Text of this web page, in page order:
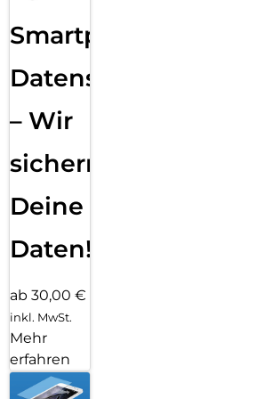
Smartphone
Datensicherung
– Wir
sichern
Deine
Daten!
ab 30,00 €
inkl. MwSt.
Mehr
erfahren